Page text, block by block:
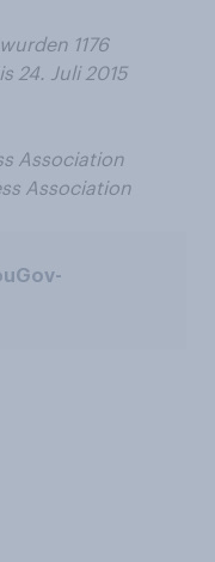
wurden 1176
24. Juli 2015
Association
Association